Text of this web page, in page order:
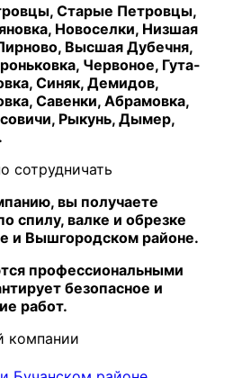
Старые Петровцы,
Новоселки, Низшая
Высшая Дубечня,
Червоное, Гута-
Синяк, Демидов,
Савенки, Абрамовка,
Рыкунь, Дымер,
сотрудничать
вы получаете
спилу, валке и обрезке
и Вышгородском районе.
профессиональными
безопасное и
работ.
компании